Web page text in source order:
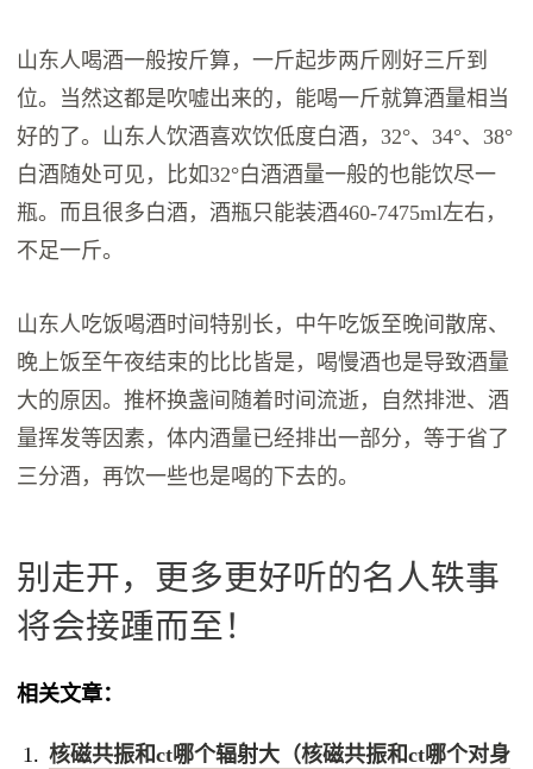
山东人喝酒一般按斤算，一斤起步两斤刚好三斤到
位。当然这都是吹嘘出来的，能喝一斤就算酒量相当
好的了。山东人饮酒喜欢饮低度白酒，32°、34°、38°
白酒随处可见，比如32°白酒酒量一般的也能饮尽一
瓶。而且很多白酒，酒瓶只能装酒460-7475ml左右，
不足一斤。
山东人吃饭喝酒时间特别长，中午吃饭至晚间散席、
晚上饭至午夜结束的比比皆是，喝慢酒也是导致酒量
大的原因。推杯换盏间随着时间流逝，自然排泄、酒
量挥发等因素，体内酒量已经排出一部分，等于省了
三分酒，再饮一些也是喝的下去的。
别走开，更多更好听的名人轶事
将会接踵而至！
相关文章：
核磁共振和ct哪个辐射大（核磁共振和ct哪个对身